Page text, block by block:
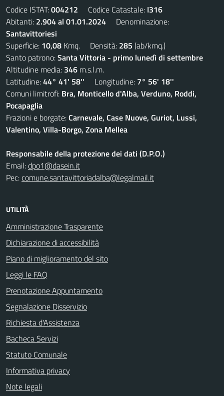
Codice ISTAT:004212 Codice Catastale: I316
Abitanti: 2.904 al 01.01.2024 Denominazione:
Santavittoriesi
Superficie: 10,08 Kmq. Densità: 285 (ab/kmq.)
Santo patrono:Santa Vittoria - primo lunedì di settembre
Altitudine media: 346 m.s.l.m.
Latitudine:44° 41' 58'' Longitudine: 7° 56' 18''
Comuni limitrofi: Bra, Monticello d'Alba, Verduno, Roddi,
Pocapaglia
Frazioni e borgate:Carnevale, Case Nuove, Guriot, Lussi,
Valentino, Villa-Borgo, Zona Mellea
Responsabile della protezione dei dati (D.P.O.)
Email:dpo1@dasein.it
Pec:comune.santavittoriadalba@legalmail.it
UTILITÀ
Amministrazione Trasparente
Dichiarazione di accessibilità
Piano di miglioramento del sito
Leggi le FAQ
Prenotazione Appuntamento
Segnalazione Disservizio
Richiesta d'Assistenza
Bacheca Servizi
Statuto Comunale
Informativa privacy
Note legali